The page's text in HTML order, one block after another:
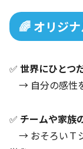
🌈 オリジ
✅ 世界にひとつ
→ 自分の感性
✅ チームや家族
→ おそろいＴ